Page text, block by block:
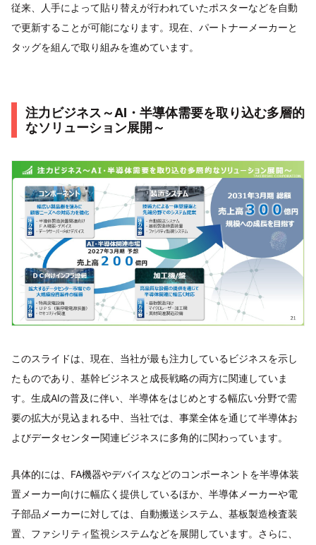
従来、人手によって貼り替えが行われていたポスターなどを自動
で更新することが可能になります。現在、パートナーメーカーと
タッグを組んで取り組みを進めています。
注力ビジネス～AI・半導体需要を取り込む多層的
なソリューション展開～
このスライドは、現在、当社が最も注力しているビジネスを示し
たものであり、基幹ビジネスと成長戦略の両方に関連していま
す。生成AIの普及に伴い、半導体をはじめとする幅広い分野で需
要の拡大が見込まれる中、当社では、事業全体を通じて半導体お
よびデータセンター関連ビジネスに多角的に関わっています。
具体的には、FA機器やデバイスなどのコンポーネントを半導体装
置メーカー向けに幅広く提供しているほか、半導体メーカーや電
子部品メーカーに対しては、自動搬送システム、基板製造検査装
置、ファシリティ監視システムなどを展開しています。さらに、